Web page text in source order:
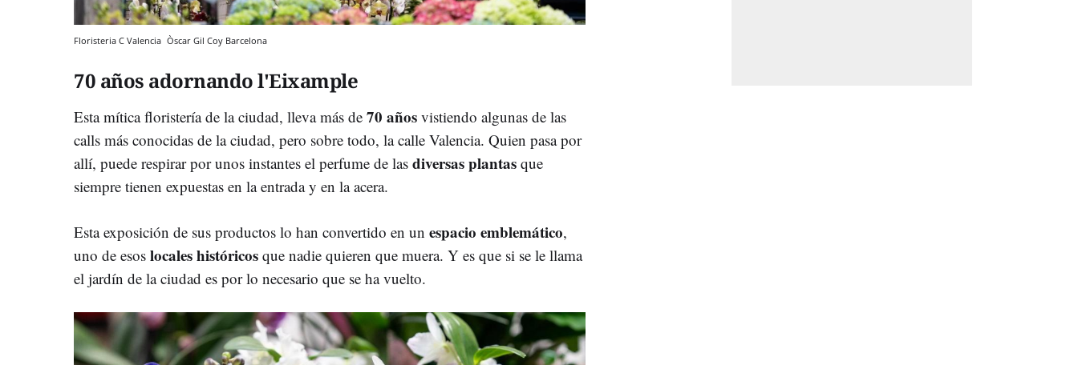
Floristeria C Valencia Òscar Gil Coy Barcelona
70 años adornando l'Eixample
Esta mítica floristería de la ciudad, lleva más de 70 años vistiendo algunas de las
calls más conocidas de la ciudad, pero sobre todo, la calle Valencia. Quien pasa por
allí, puede respirar por unos instantes el perfume de las diversas plantas que
siempre tienen expuestas en la entrada y en la acera.
Esta exposición de sus productos lo han convertido en un espacio emblemático,
uno de esos locales históricos que nadie quieren que muera. Y es que si se le llama
el jardín de la ciudad es por lo necesario que se ha vuelto.